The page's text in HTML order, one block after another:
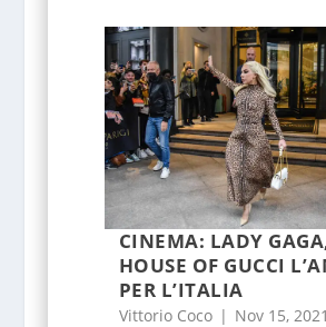
CINEMA: LADY
HOUSE OF GUCCI
PER L’ITALIA
Vittorio Coco | Nov 15, 2021